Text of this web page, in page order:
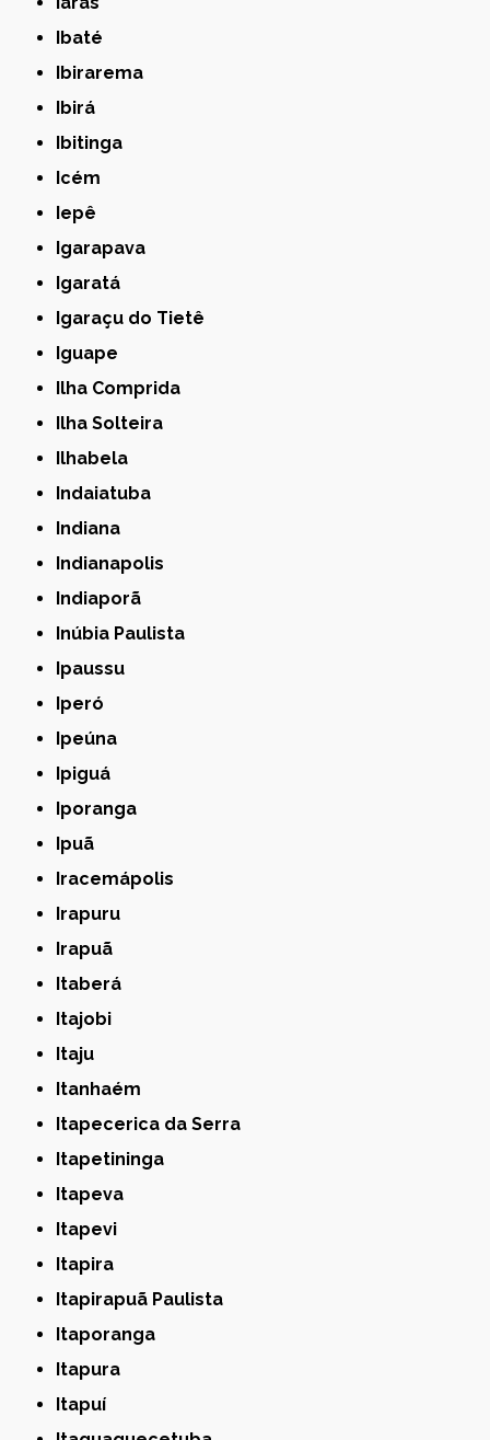
Ibaté
Ibirarema
Ibirá
Ibitinga
Icém
Iepê
Igarapava
Igaratá
Igaraçu do Tietê
Iguape
Ilha Comprida
Ilha Solteira
Ilhabela
Indaiatuba
Indiana
Indianapolis
Indiaporã
Inúbia Paulista
Ipaussu
Iperó
Ipeúna
Ipiguá
Iporanga
Ipuã
Iracemápolis
Irapuru
Irapuã
Itaberá
Itajobi
Itaju
Itanhaém
Itapecerica da Serra
Itapetininga
Itapeva
Itapevi
Itapira
Itapirapuã Paulista
Itaporanga
Itapura
Itapuí